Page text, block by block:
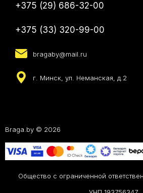
+375 (29) 686-32-00
+375 (33) 320-99-00
bragaby@mail.ru
г. Минск, ул. Неманская, д.2
Braga.by © 2026
Общество с ограниченной